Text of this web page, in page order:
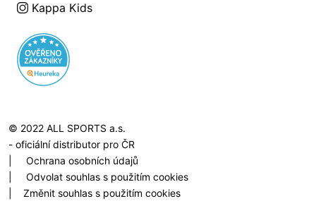
Kappa Kids
© 2022 ALL SPORTS a.s.
- oficiální distributor pro ČR
Ochrana osobních údajů
Odvolat souhlas s použitím cookies
Změnit souhlas s použitím cookies